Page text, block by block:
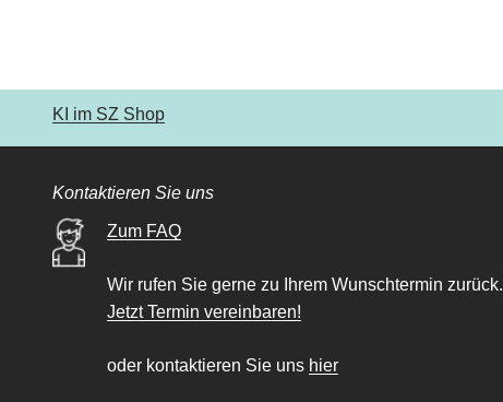
KI im SZ Shop
Kontaktieren Sie uns
Zum FAQ
Wir rufen Sie gerne zu Ihrem Wunschtermin zurück.
Jetzt Termin vereinbaren!
oder kontaktieren Sie uns hier